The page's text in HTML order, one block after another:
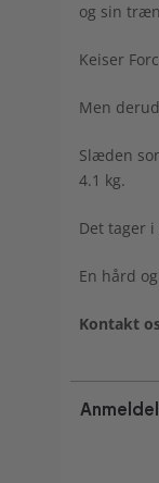
og sin
Keiser
Men
Slæden
4.1 kg.
Det tager
En hård
Kontakt